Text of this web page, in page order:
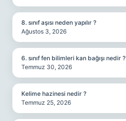
8. sınıf aşısı neden yapılır ?
Ağustos 3, 2026
6. sınıf fen bilimleri kan bağışı nedir ?
Temmuz 30, 2026
Kelime hazinesi nedir ?
Temmuz 25, 2026